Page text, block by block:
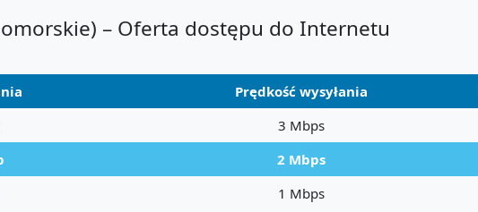
– Oferta dostępu do Internetu
Prędkość wysyłania
3 Mbps
2 Mbps
1 Mbps